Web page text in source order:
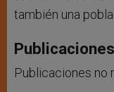
también una
Publicaciones no